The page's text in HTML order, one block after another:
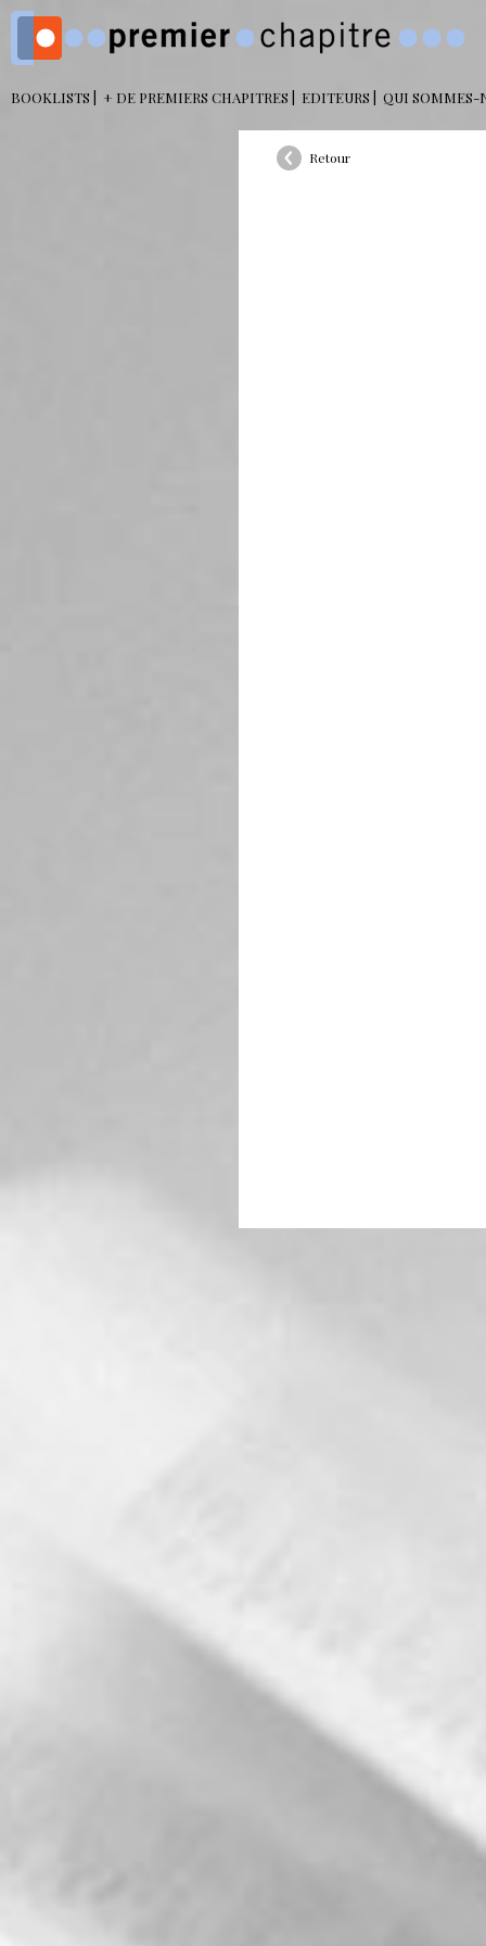
BOOKLISTS + DE PREMIERS CHAPITRES EDITEURS QUI SOMMES-
Retour